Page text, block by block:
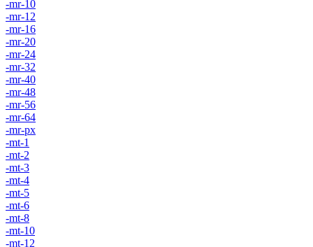
-mr-10
-mr-12
-mr-16
-mr-20
-mr-24
-mr-32
-mr-40
-mr-48
-mr-56
-mr-64
-mr-px
-mt-1
-mt-2
-mt-3
-mt-4
-mt-5
-mt-6
-mt-8
-mt-10
-mt-12